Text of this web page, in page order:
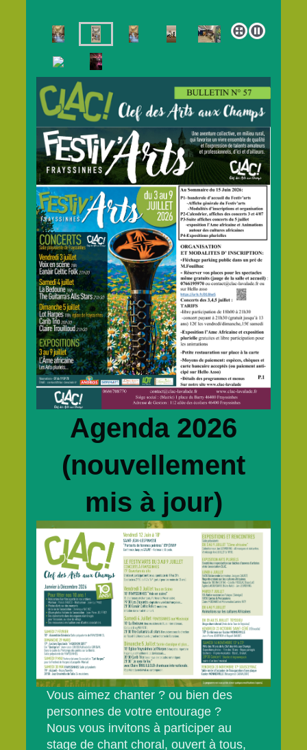
Agenda 2026
(nouvellement
mis à jour)
Vous aimez chanter ? ou bien des
personnes de votre entourage ?
Nous vous invitons à participer au
stage de chant choral, ouvert à tous,